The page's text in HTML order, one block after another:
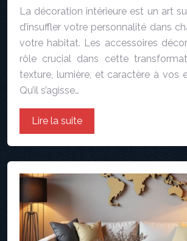
La décoration intérieure est un art
d’insuffler votre personnalité dans
votre habitat. Les accessoires
rôle crucial dans cette
texture, lumière, et caractère à vos
Qu’il s’agisse…
Lire la suite